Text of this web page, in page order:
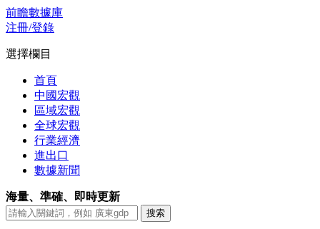
前瞻數據庫
注冊/登錄
選擇欄目
首頁
中國宏觀
區域宏觀
全球宏觀
行業經濟
進出口
數據新聞
海量、準確、即時更新